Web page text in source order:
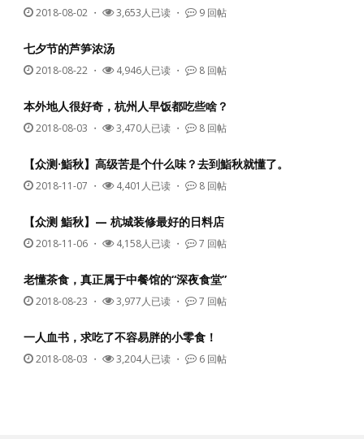
2018-08-02 ・ 3,653人已读 ・ 9 回帖
七夕节的芦笋浓汤
2018-08-22 ・ 4,946人已读 ・ 8 回帖
本外地人很好奇，杭州人早饭都吃些啥？
2018-08-03 ・ 3,470人已读 ・ 8 回帖
【众测·鮨秋】高级苦是个什么味？去到鮨秋就懂了。
2018-11-07 ・ 4,401人已读 ・ 8 回帖
【众测 鮨秋】— 杭城装修最好的日料店
2018-11-06 ・ 4,158人已读 ・ 7 回帖
老懂茶食，真正属于中餐馆的“深夜食堂”
2018-08-23 ・ 3,977人已读 ・ 7 回帖
一人血书，求吃了不容易胖的小零食！
2018-08-03 ・ 3,204人已读 ・ 6 回帖